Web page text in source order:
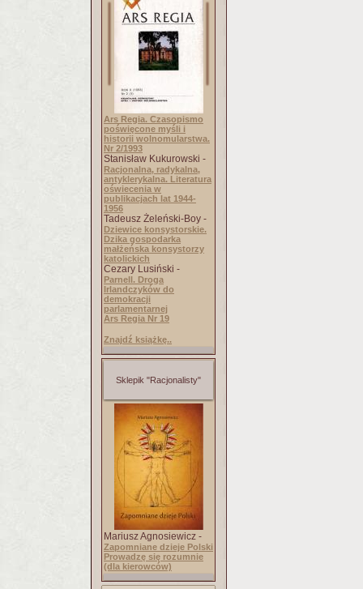
Ars Regia. Czasopismo
poświęcone myśli i
historii wolnomularstwa.
Nr 2/1993
Stanisław Kukurowski -
Racjonalna, radykalna,
antyklerykalna. Literatura
oświecenia w
publikacjach lat 1944-
1956
Tadeusz Żeleński-Boy -
Dziewice konsystorskie.
Dzika gospodarka
małżeńska konsystorzy
katolickich
Cezary Lusiński -
Parnell. Droga
Irlandczyków do
demokracji
parlamentarnej
Ars Regia Nr 19
Znajdź książkę..
Sklepik "Racjonalisty"
Mariusz Agnosiewicz -
Zapomniane dzieje Polski
Prowadzę się rozumnie
(dla kierowców)